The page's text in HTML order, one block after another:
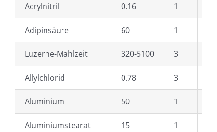
Acrylnitril 0.16 1
Adipinsäure 60 1
Luzerne-Mahlzeit 320-5100 3
Allylchlorid 0.78 3
Aluminium 50 1
Aluminiumstearat 15 1